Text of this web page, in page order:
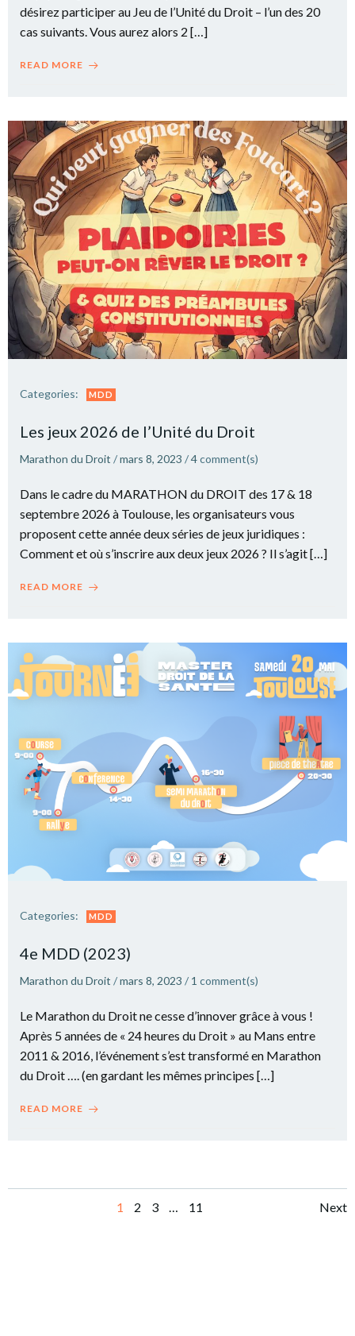
désirez participer au Jeu de l’Unité du Droit – l’un des 20
cas suivants. Vous aurez alors 2 […]
READ MORE
Categories: MDD
Les jeux 2026 de l’Unité du Droit
Marathon du Droit /mars 8, 2023 /4comment(s)
Dans le cadre du MARATHON du DROIT des 17 & 18
septembre 2026 à Toulouse, les organisateurs vous
proposent cette année deux séries de jeux juridiques :
Comment et où s’inscrire aux deux jeux 2026 ? Il s’agit […]
READ MORE
Categories: MDD
4e MDD (2023)
Marathon du Droit /mars 8, 2023 / 1 comment(s)
Le Marathon du Droit ne cesse d’innover grâce à vous !
Après 5 années de « 24 heures du Droit » au Mans entre
2011 & 2016, l’événement s’est transformé en Marathon
du Droit …. (en gardant les mêmes principes […]
READ MORE
Page
1 Page
2 Page
3 … Page
11 Next